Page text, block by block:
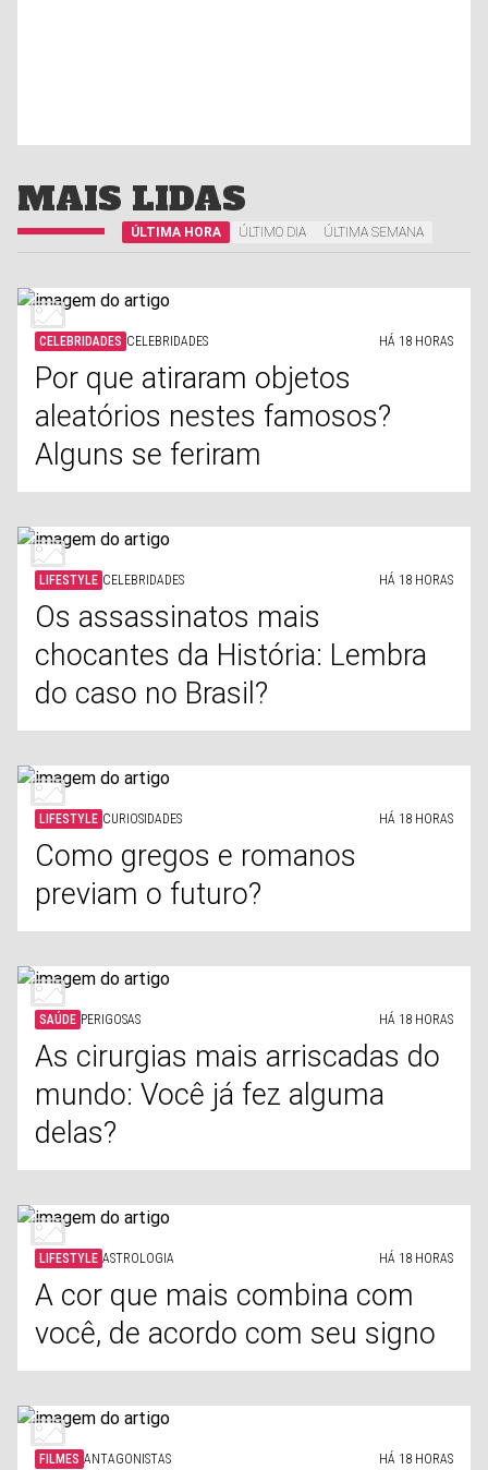
MAIS LIDAS
ÚLTIMA HORA ÚLTIMO DIA ÚLTIMA SEMANA
CELEBRIDADES CELEBRIDADES HÁ 18 HORAS
Por que atiraram objetos
aleatórios nestes famosos?
Alguns se feriram
LIFESTYLE CELEBRIDADES HÁ 18 HORAS
Os assassinatos mais
chocantes da História: Lembra
do caso no Brasil?
LIFESTYLE CURIOSIDADES HÁ 18 HORAS
Como gregos e romanos
previam o futuro?
SAÚDE PERIGOSAS HÁ 18 HORAS
As cirurgias mais arriscadas do
mundo: Você já fez alguma
delas?
LIFESTYLE ASTROLOGIA HÁ 18 HORAS
A cor que mais combina com
você, de acordo com seu signo
FILMES ANTAGONISTAS HÁ 18 HORAS